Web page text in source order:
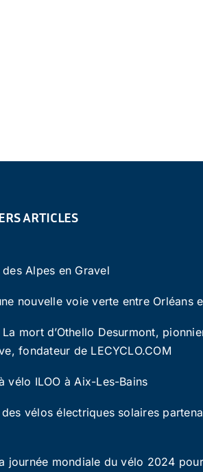
ARTICLES
Alpes en Gravel
nouvelle voie verte entre Orléans
mort d’Othello Desurmont,
fondateur de LECYCLO.COM
vélo ILOO à Aix-Les-Bains
vélos électriques solaires
journée mondiale du vélo 2024